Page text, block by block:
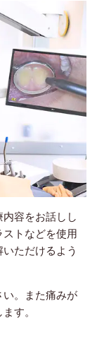
容をお話しし
トなどを使用
ただけるよう
い。また痛みが
す。